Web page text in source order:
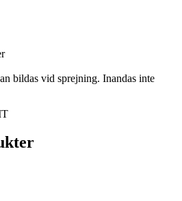
bildas vid sprejning. Inandas inte